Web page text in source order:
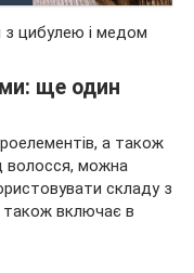
цибулею і медом
ще один
а також
волосся, можна
складу з
також включає в